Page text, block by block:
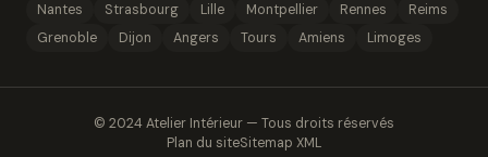
Nantes
Strasbourg Lille Montpellier Rennes
Reims
Grenoble
Dijon Angers Tours Amiens Limoges
© 2024 Atelier Intérieur — Tous droits réservés
Plan du siteSitemap XML